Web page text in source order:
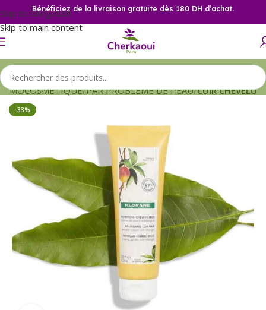
Skip to navigation
Skip to main content
Bénéficiez de la livraison gratuite dès 180 DH d’achat.
PAR PROBLEME DE PEAU CUIR CHEVELU
-33%